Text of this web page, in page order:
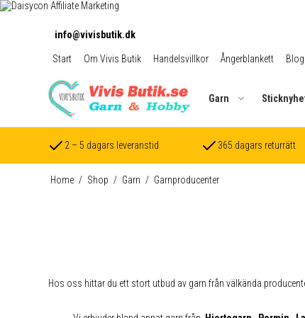
info@vivisbutik.dk
Start Om Vivis Butik Handelsvillkor Ångerblankett
Garn
2 – 5 dagars leveranstid 365 dagars returrätt
Home / Shop / Garn / Garnproducenter
Hos oss hittar du ett stort utbud av garn från välkända